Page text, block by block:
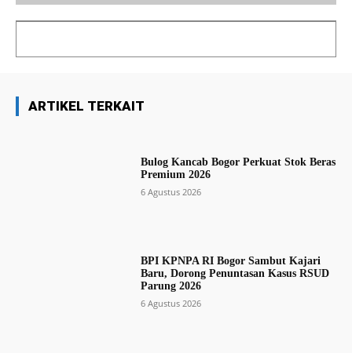
ARTIKEL TERKAIT
Bulog Kancab Bogor Perkuat Stok Beras
Premium 2026
6 Agustus 2026
BPI KPNPA RI Bogor Sambut Kajari
Baru, Dorong Penuntasan Kasus RSUD
Parung 2026
6 Agustus 2026